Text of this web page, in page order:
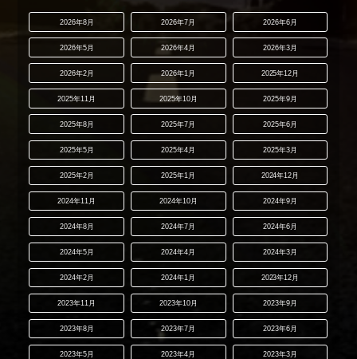
2026年8月 2026年7月 2026年6月
2026年5月 2026年4月 2026年3月
2026年2月 2026年1月 2025年12月
2025年11月 2025年10月 2025年9月
2025年8月 2025年7月 2025年6月
2025年5月 2025年4月 2025年3月
2025年2月 2025年1月 2024年12月
2024年11月 2024年10月 2024年9月
2024年8月 2024年7月 2024年6月
2024年5月 2024年4月 2024年3月
2024年2月 2024年1月 2023年12月
2023年11月 2023年10月 2023年9月
2023年8月 2023年7月 2023年6月
2023年5月 2023年4月 2023年3月